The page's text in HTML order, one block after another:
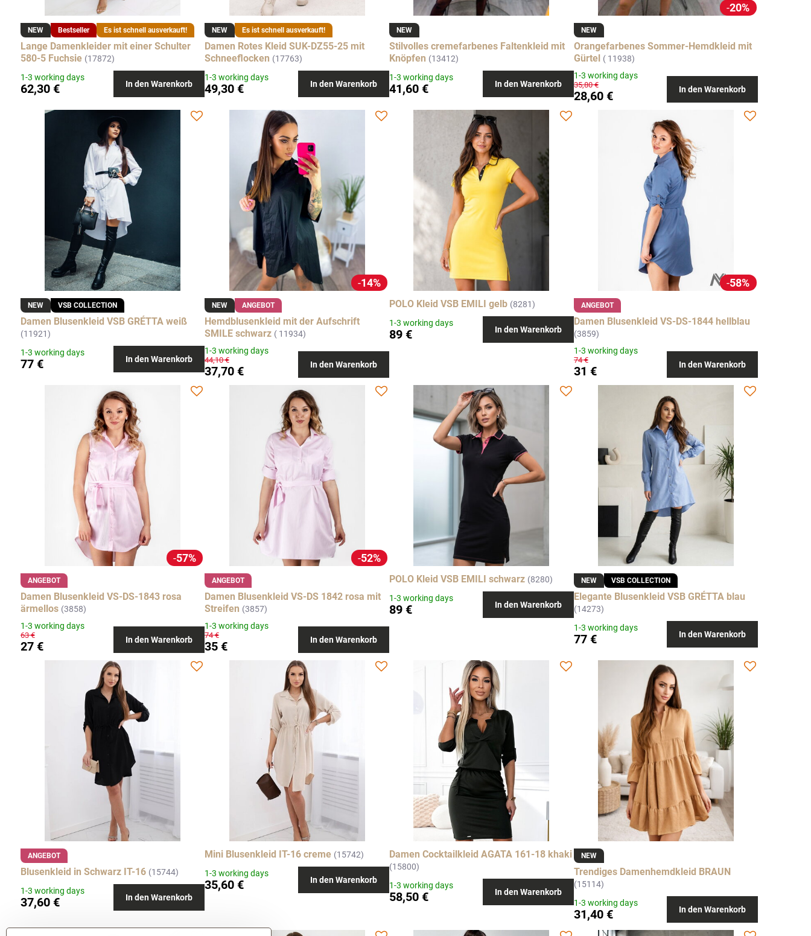
NEW Bestseller Es ist schnell ausverkauft!
Lange Damenkleider mit einer Schulter
580-5 Fuchsie (17872)
1-3 working days
62,30 € In den Warenkorb
NEW Es ist schnell ausverkauft!
Damen Rotes Kleid SUK-DZ55-25 mit
Schneeflocken (17763)
1-3 working days
49,30 € In den Warenkorb
NEW
Stilvolles cremefarbenes Faltenkleid mit
Knöpfen (13412)
1-3 working days
41,60 € In den Warenkorb
20%
NEW
Orangefarbenes Sommer-Hemdkleid mit
Gürtel ( 11938)
1-3 working days
28,60 €
35,80 € In den Warenkorb
NEW VSB COLLECTION
Damen Blusenkleid VSB GRÉTTA weiß
(11921)
1-3 working days
77 € In den Warenkorb
14%
NEW ANGEBOT
Hemdblusenkleid mit der Aufschrift
SMILE schwarz ( 11934)
1-3 working days
37,70 €
44,10 € In den Warenkorb
POLO Kleid VSB EMILI gelb (8281)
1-3 working days
89 € In den Warenkorb
58%
ANGEBOT
Damen Blusenkleid VS-DS-1844 hellblau
(3859)
1-3 working days
31 €
74 € In den Warenkorb
57%
ANGEBOT
Damen Blusenkleid VS-DS-1843 rosa
ärmellos (3858)
1-3 working days
27 €
63 € In den Warenkorb
52%
ANGEBOT
Damen Blusenkleid VS-DS 1842 rosa mit
Streifen (3857)
1-3 working days
35 €
74 € In den Warenkorb
POLO Kleid VSB EMILI schwarz (8280)
1-3 working days
89 € In den Warenkorb
NEW VSB COLLECTION
Elegante Blusenkleid VSB GRÉTTA blau
(14273)
1-3 working days
77 € In den Warenkorb
ANGEBOT
Blusenkleid in Schwarz IT-16 (15744)
1-3 working days
37,60 € In den Warenkorb
Mini Blusenkleid IT-16 creme (15742)
1-3 working days
35,60 € In den Warenkorb
Damen Cocktailkleid AGATA 161-18 khaki
(15800)
1-3 working days
58,50 € In den Warenkorb
NEW
Trendiges Damenhemdkleid BRAUN
(15114)
1-3 working days
31,40 € In den Warenkorb